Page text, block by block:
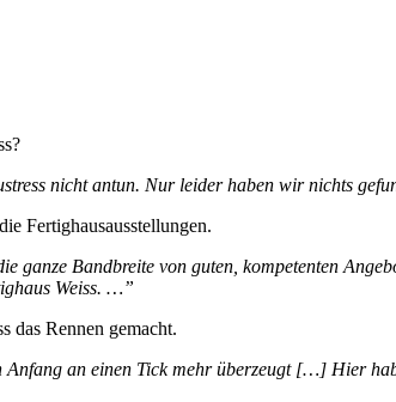
nicht antun. Nur leider haben wir nichts
Fertighausausstellungen.
ganze Bandbreite von guten, kompetenten
Weiss. …”
das Rennen gemacht.
an einen Tick mehr überzeugt […] Hier